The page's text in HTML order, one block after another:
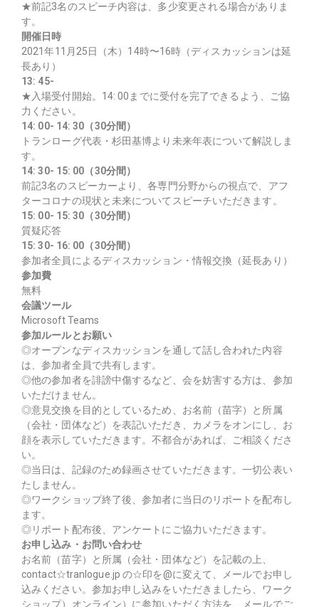
★前記3名のスピーチ内容は、多少変更される場合がありま
す。
開催日時
2021年11月25日（木）14時〜16時（ディスカッションは延
長あり）
13: 45-
★入場受付開始。14: 00までに受付を完了できるよう、ご協
力ください。
14: 00- 14: 30（30分間）
トランローグ代表・杉田基博より未来年表について解説しま
す。
14: 30- 15: 00（30分間）
前記3名のスピーカーより、各専門分野からの視点で、アフ
ターコロナの現状と未来についてスピーチいただきます。
15: 00- 15: 30（30分間）
質疑応答
15: 30- 16: 00（30分間）
参加者全員によるディスカッション・情報交換（延長あり）
参加費
無料
会議ツール
Microsoft Teams
参加ルールとお願い
◎オープンなディスカッションを通して話し合われた内容
は、参加者全員で共有します。
◎他の参加者を誹謗中傷するなど、会を妨害する方は、参加
いただけません。
◎意見交換を目的としているため、お名前（苗字）と所属
（会社・団体など）を表記いただき、カメラをオンにし、お
顔を表示していただきます。不都合があれば、ご相談くださ
い。
◎当日は、記録のため録画させていただきます。一切公表い
たしません。
◎ワークショップ終了後、参加者に当日のリポートを配布し
ます。
◎リポート配布後、アンケートにご協力いただきます。
お申し込み・お問い合わせ
お名前（苗字）と所属（会社・団体など）を記載の上、
contact☆tranlogue.jp の☆印を@に変えて、メールでお申し
込みください。参加お申し込みをいただきましたら、ワーク
ショップ）オンライン）に参加いただく方法を、メールでご